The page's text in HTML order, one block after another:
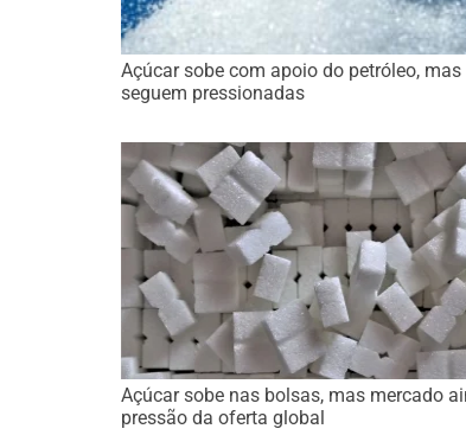
Açúcar sobe com apoio do petróleo,
seguem pressionadas
Açúcar sobe nas bolsas, mas mercado
pressão da oferta global